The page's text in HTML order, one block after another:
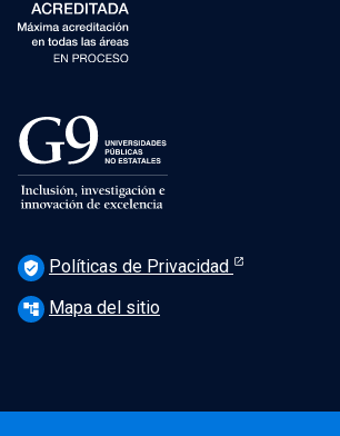
verified_user Políticas de Privacidad
account_tree Mapa del sitio